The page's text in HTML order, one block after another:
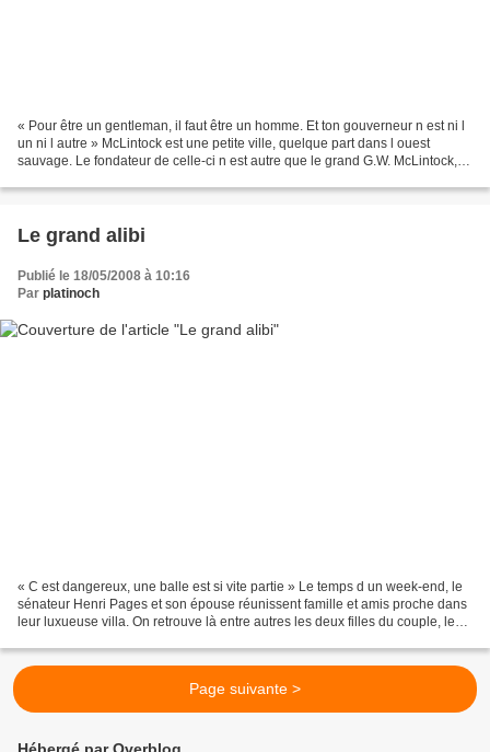
« Pour être un gentleman, il faut être un homme. Et ton gouverneur n est ni l
un ni l autre » McLintock est une petite ville, quelque part dans l ouest
sauvage. Le fondateur de celle-ci n est autre que le grand G.W. McLintock,
Le grand alibi
Publié le 18/05/2008 à 10:16
Par platinoch
« C est dangereux, une balle est si vite partie » Le temps d un week-end, le
sénateur Henri Pages et son épouse réunissent famille et amis proche dans
leur luxueuse villa. On retrouve là entre autres les deux filles du couple, leur
Page suivante >